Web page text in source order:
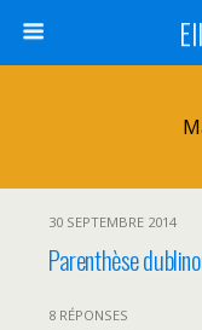
30 SEPTEMBRE 2014
Parenthèse
8 RÉPONSES